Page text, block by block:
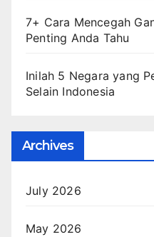
7+ Cara Mencegah
Penting Anda Tahu
Inilah 5 Negara yang
Selain Indonesia
Archives
July 2026
May 2026